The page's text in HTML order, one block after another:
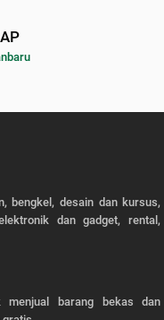
bengkel, desain dan kursus,
dan gadget, rental,
menjual barang bekas dan